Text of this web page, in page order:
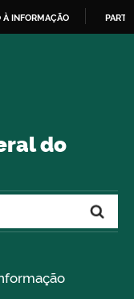
À INFORMAÇÃO
do